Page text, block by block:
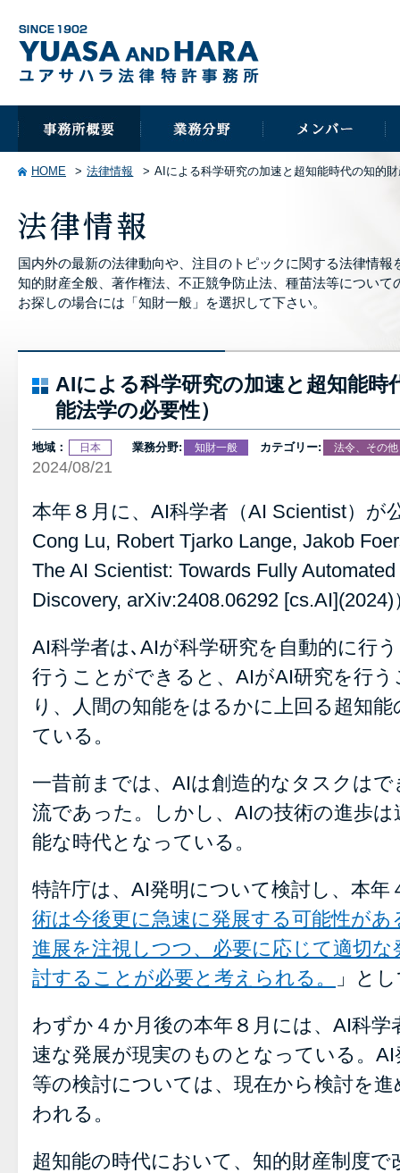
HOME 法律情報 AIによる科学研究の加速と超知能時代の知的
国内外の最新の法律動向や、注目のトピックに関する法律情報
知的財産全般、著作権法、不正競争防止法、種苗法等について
お探しの場合には「知財一般」を選択して下さい。
AIによる科学研究の加速と超知能時
能法学の必要性）
地域： 日本 業務分野: 知財一般 カテゴリー: 法令、その他
2024/08/21
本年８月に、AI科学者（AI Scientist）が
Cong Lu, Robert Tjarko Lange, Jakob
The AI Scientist: Towards Fully
Discovery, arXiv:2408.06292 [cs.AI](2024)
AI科学者は､AIが科学研究を自動的に行
行うことができると、AIがAI研究を行
り、人間の知能をはるかに上回る超知
ている。
一昔前までは、AIは創造的なタスクは
流であった。しかし、AIの技術の進歩
能な時代となっている。
特許庁は、AI発明について検討し、本年
術は今後更に急速に発展する可能性が
進展を注視しつつ、必要に応じて適切
討することが必要と考えられる。
」と
わずか４か月後の本年８月には、AI科
速な発展が現実のものとなっている。
等の検討については、現在から検討を
われる。
超知能の時代において、知的財産制度